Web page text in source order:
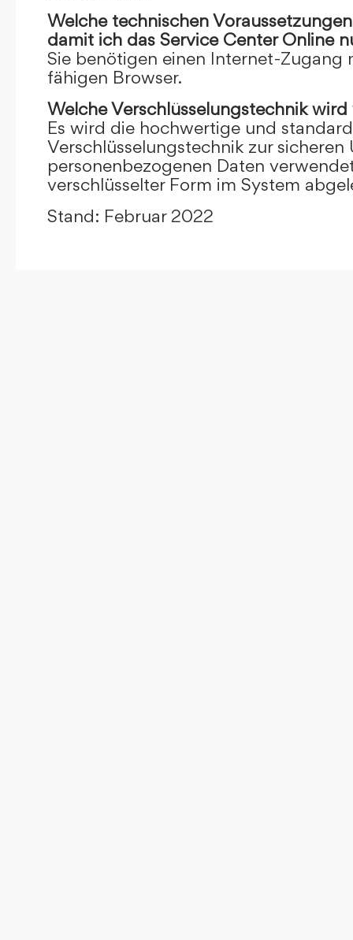
Welche technischen
damit ich das Service Center Online
Sie benötigen einen Internet-Zugang
fähigen Browser.
Welche Verschlüsselungstechnik
Es wird die hochwertige und
Verschlüsselungstechnik zur
personenbezogenen Daten
verschlüsselter Form im System
Stand: Februar 2022